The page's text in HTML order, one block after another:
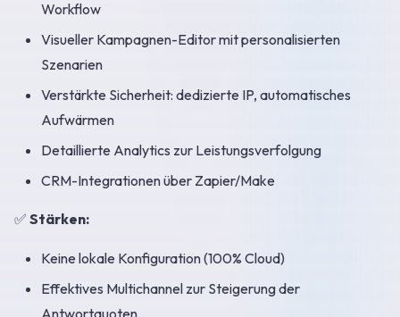
Workflow
Visueller Kampagnen-Editor mit personalisierten
Szenarien
Verstärkte Sicherheit: dedizierte IP, automatisches
Aufwärmen
Detaillierte Analytics zur Leistungsverfolgung
CRM-Integrationen über Zapier/Make
✅ Stärken:
Keine lokale Konfiguration (100% Cloud)
Effektives Multichannel zur Steigerung der
Antwortquoten